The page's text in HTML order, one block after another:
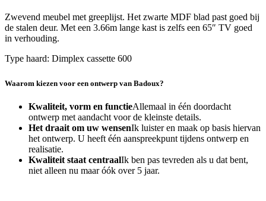
Zwevend meubel met greeplijst. Het zwarte MDF blad past goed bij
de stalen deur. Met een 3.66m lange kast is zelfs een 65″ TV goed
in verhouding.
Type haard: Dimplex cassette 600
Waarom kiezen voor een ontwerp van Badoux?
Kwaliteit, vorm en functieAllemaal in één doordacht
ontwerp met aandacht voor de kleinste details.
Het draait om uw wensenIk luister en maak op basis hiervan
het ontwerp. U heeft één aanspreekpunt tijdens ontwerp en
realisatie.
Kwaliteit staat centraalIk ben pas tevreden als u dat bent,
niet alleen nu maar óók over 5 jaar.